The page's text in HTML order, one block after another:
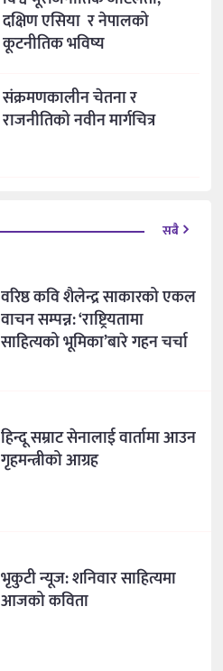
दक्षिण एसिया र नेपालको
कूटनीतिक भविष्य
संक्रमणकालीन चेतना र
राजनीतिको नवीन मार्गचित्र
सबै
वरिष्ठ कवि शैलेन्द्र साकारको एकल
वाचन सम्पन्न: ‘राष्ट्रियतामा
साहित्यको भूमिका’बारे गहन चर्चा
हिन्दू सम्राट सेनालाई वार्तामा आउन
गृहमन्त्रीको आग्रह
भृकुटी न्यूज: शनिवार साहित्यमा
आजको कविता